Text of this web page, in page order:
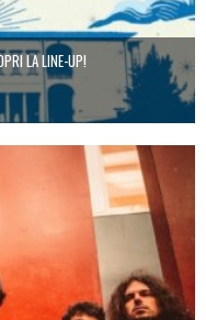
LA LINE-UP!